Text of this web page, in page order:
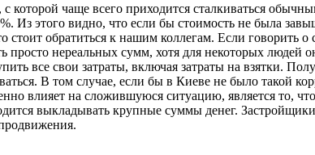
чаще всего приходится сталкиваться
Из этого видно, что если бы стоимость не была
стоит обратиться к нашим коллегам. Если говорить
просто нереальных сумм, хотя для некоторых
все свои затраты, включая затраты на взятки.
В том случае, если бы в Киеве не было такой
влияет на сложившуюся ситуацию, является то,
выкладывать крупные суммы денег.